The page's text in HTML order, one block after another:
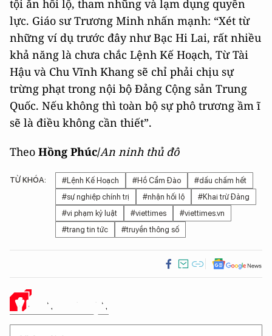
tội ăn hối lộ, tham nhũng và lạm dụng quyền
lực. Giáo sư Trương Minh nhấn mạnh: “Xét từ
những ví dụ trước đây như Bạc Hi Lai, rất nhiều
khả năng là chưa chắc Lệnh Kế Hoạch, Từ Tài
Hậu và Chu Vĩnh Khang sẽ chỉ phải chịu sự
trừng phạt trong nội bộ Đảng Cộng sản Trung
Quốc. Nếu không thì toàn bộ sự phô trương ầm ĩ
sẽ là điều không cần thiết”.
Theo Hồng Phúc/An ninh thủ đô
TỪ KHÓA: #Lệnh Kế Hoạch #Hồ Cẩm Đào
#dấu chấm hết
#sự nghiệp chính trị
#nhận hối lộ
#Khai trừ Đảng
#vi phạm kỷ luật
#viettimes
#viettimes.vn
#trang tin tức
#truyền thông số
Ý KIẾN CỦA BẠN